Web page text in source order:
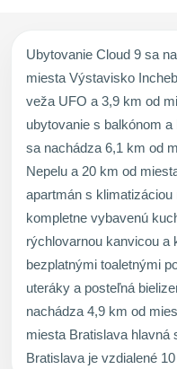
Ubytovanie Cloud 9 sa
miesta Výstavisko
veža UFO a 3,9 km od
ubytovanie s balkónom
sa nachádza 6,1 km od
Nepelu a 20 km od
apartmán s
kompletne vybavenú
rýchlovarnou kanvicou a
bezplatnými toaletnými
uteráky a posteľná
nachádza 4,9 km od
miesta Bratislava hlavná
Bratislava je vzdialené